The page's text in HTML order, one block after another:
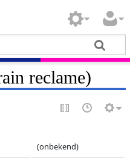
reclame)
(onbekend)